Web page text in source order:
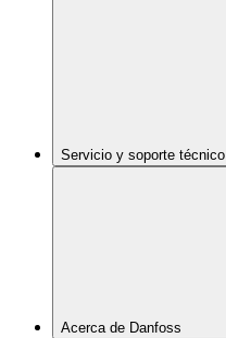
Servicio y soporte técnico
Acerca de Danfoss